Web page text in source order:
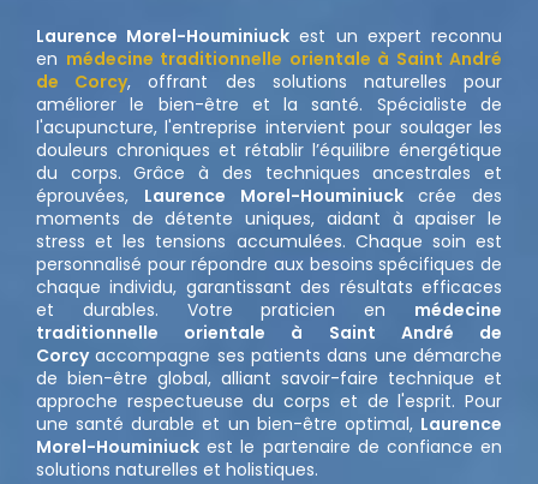
Laurence Morel-Houminiuck est un expert reconnu
en médecine traditionnelle orientale à Saint André
de Corcy, offrant des solutions naturelles pour
améliorer le bien-être et la santé. Spécialiste de
l'acupuncture, l'entreprise intervient pour soulager les
douleurs chroniques et rétablir l’équilibre énergétique
du corps. Grâce à des techniques ancestrales et
éprouvées, Laurence Morel-Houminiuckcrée des
moments de détente uniques, aidant à apaiser le
stress et les tensions accumulées. Chaque soin est
personnalisé pour répondre aux besoins spécifiques de
chaque individu, garantissant des résultats efficaces
et durables. Votre praticien en médecine
traditionnelle orientale à Saint André de
Corcyaccompagne ses patients dans une démarche
de bien-être global, alliant savoir-faire technique et
approche respectueuse du corps et de l'esprit. Pour
une santé durable et un bien-être optimal, Laurence
Morel-Houminiuck est le partenaire de confiance en
solutions naturelles et holistiques.